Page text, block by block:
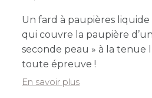
Un fard à paupières
qui couvre la paupière
seconde peau » à la
toute épreuve !
En savoir plus